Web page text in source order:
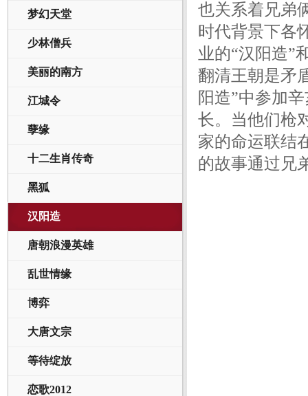
梦幻天堂
少林僧兵
美丽的南方
江城令
孽缘
十二生肖传奇
黑狐
汉阳造
唐朝浪漫英雄
乱世情缘
博弈
大唐文宗
等待绽放
恋歌2012
也关系着兄弟
时代背景下各
业的“汉阳造”
翻清王朝是
阳造”中参加
长。当他们枪
家的命运联结
的故事通过兄